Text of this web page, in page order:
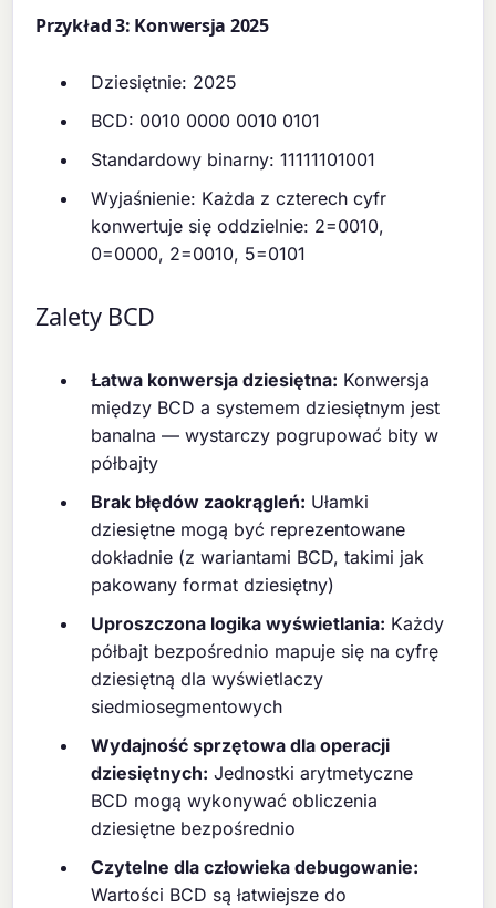
Przykład 3: Konwersja 2025
Dziesiętnie: 2025
BCD: 0010 0000 0010 0101
Standardowy binarny: 11111101001
Wyjaśnienie: Każda z czterech cyfr
konwertuje się oddzielnie: 2=0010,
0=0000, 2=0010, 5=0101
Zalety BCD
Łatwa konwersja dziesiętna: Konwersja
między BCD a systemem dziesiętnym jest
banalna — wystarczy pogrupować bity w
półbajty
Brak błędów zaokrągleń: Ułamki
dziesiętne mogą być reprezentowane
dokładnie (z wariantami BCD, takimi jak
pakowany format dziesiętny)
Uproszczona logika wyświetlania: Każdy
półbajt bezpośrednio mapuje się na cyfrę
dziesiętną dla wyświetlaczy
siedmiosegmentowych
Wydajność sprzętowa dla operacji
dziesiętnych: Jednostki arytmetyczne
BCD mogą wykonywać obliczenia
dziesiętne bezpośrednio
Czytelne dla człowieka debugowanie:
Wartości BCD są łatwiejsze do